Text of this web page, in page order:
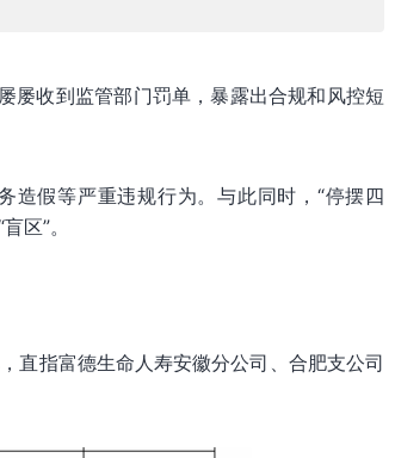
屡收到监管部门罚单，暴露出合规和风控短
假等严重违规行为。与此同时，“停摆四
区”。
直指富德生命人寿安徽分公司、合肥支公司